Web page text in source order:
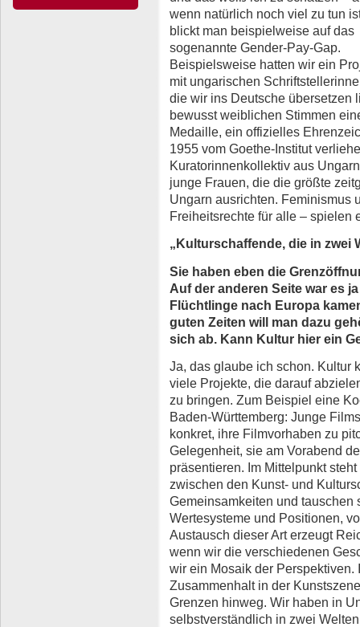
wenn natürlich noch viel zu tun
blickt man beispielweise auf das
sogenannte Gender-Pay-Gap.
Beispielsweise hatten wir ein
mit ungarischen
die wir ins Deutsche übersetzen
bewusst weiblichen Stimmen
Medaille, ein offizielles
1955 vom Goethe-Institut
Kuratorinnenkollektiv aus
junge Frauen, die die größte
Ungarn ausrichten. Feminismus
Freiheitsrechte für alle – spielen
„Kulturschaffende, die in zwei
Sie haben eben die
Auf der anderen Seite war es
Flüchtlinge nach Europa
guten Zeiten will man dazu
sich ab. Kann Kultur hier ein
Ja, das glaube ich schon. Kultur
viele Projekte, die darauf
zu bringen. Zum Beispiel eine
Baden-Württemberg: Junge
konkret, ihre Filmvorhaben zu
Gelegenheit, sie am Vorabend
präsentieren. Im Mittelpunkt
zwischen den Kunst- und
Gemeinsamkeiten und tauschen
Wertesysteme und Positionen,
Austausch dieser Art erzeugt
wenn wir die verschiedenen
wir ein Mosaik der
Zusammenhalt in der
Grenzen hinweg. Wir haben in
selbstverständlich in zwei